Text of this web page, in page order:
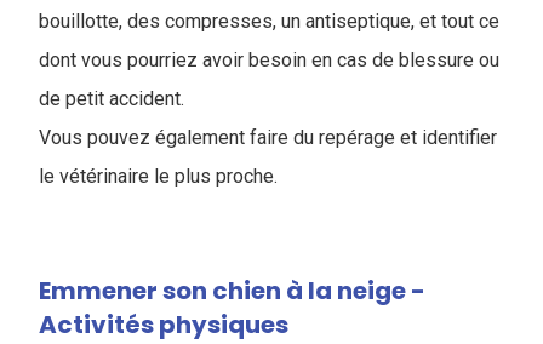
bouillotte, des compresses, un antiseptique, et tout ce
dont vous pourriez avoir besoin en cas de blessure ou
de petit accident.
Vous pouvez également faire du repérage et identifier
le vétérinaire le plus proche.
Emmener son chien à la neige -
Activités physiques